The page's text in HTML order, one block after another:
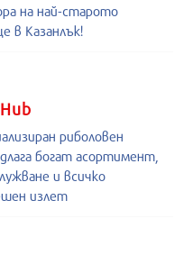
на най-старото
в Казанлък!
риболовен
богат асортимент,
и всичко
излет